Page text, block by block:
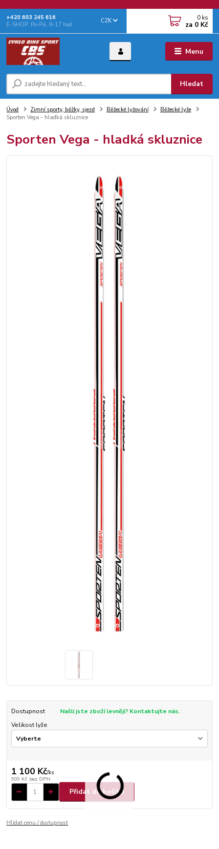
Menu
CZK
Hledat
+‭420 603 245 616‬
E-SHOP: Po-Pá, 8-17 hod.
0 ks
za 0 Kč
Úvod Zimní sporty, běžky, sjezd Běžecké lyžování
Běžecké lyže
Sporten Vega - hladká skluznice
Sporten Vega - hladká skluznice
Dostupnost
Našli jste zboží levněji? Kontaktujte nás.
Velikost lyže
1 100 Kč/ks
909 Kč bez DPH
Přidat do košíku
Hlídat cenu / dostupnost